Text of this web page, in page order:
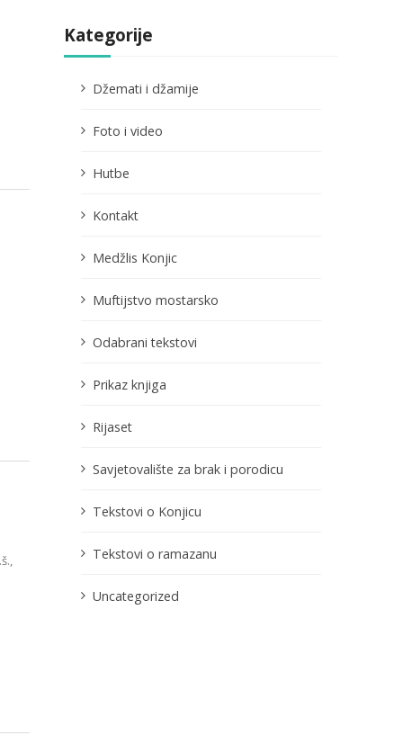
Kategorije
Džemati i džamije
Foto i video
Hutbe
Kontakt
Medžlis Konjic
Muftijstvo mostarsko
Odabrani tekstovi
Prikaz knjiga
Rijaset
Savjetovalište za brak i porodicu
Tekstovi o Konjicu
Tekstovi o ramazanu
Uncategorized